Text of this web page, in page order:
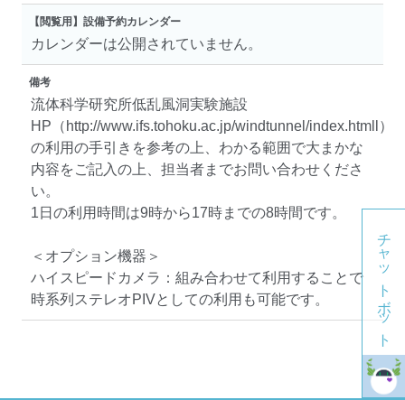
【閲覧用】設備予約カレンダー
カレンダーは公開されていません。
備考
流体科学研究所低乱風洞実験施設
HP（http://www.ifs.tohoku.ac.jp/windtunnel/index.htmll）
の利用の手引きを参考の上、わかる範囲で大まかな
内容をご記入の上、担当者までお問い合わせくださ
い。
1日の利用時間は9時から17時までの8時間です。
＜オプション機器＞
ハイスピードカメラ：組み合わせて利用することで
時系列ステレオPIVとしての利用も可能です。
チャットボット